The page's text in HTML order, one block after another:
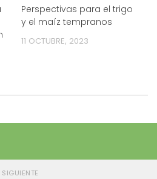
Perspectivas para el trigo
y el maíz tempranos
11 OCTUBRE, 2023
SIGUIENTE